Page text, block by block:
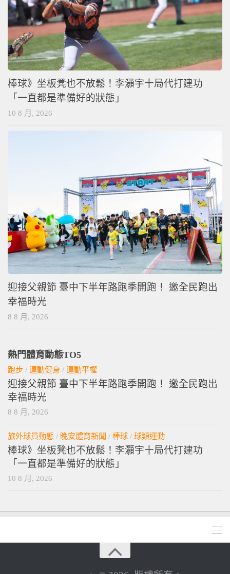
棒球》坐板凳也不放鬆！李灝宇十局代打建功
「一直都是準備好的狀態」
10 8 月, 2026
迎接父親節 臺中下半年路跑季開跑！ 邀全民跑出
幸福時光
8 8 月, 2026
熱門體育動態TO5
跑步 / 運動健身 / 運動平權
迎接父親節 臺中下半年路跑季開跑！ 邀全民跑出
幸福時光
8 8 月, 2026
旅外球員動態 / 晚安體育新聞 / 棒球 / 球類運動
棒球》坐板凳也不放鬆！李灝宇十局代打建功
「一直都是準備好的狀態」
10 8 月, 2026